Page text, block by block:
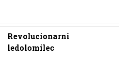
Revolucionarni
ledolomilec